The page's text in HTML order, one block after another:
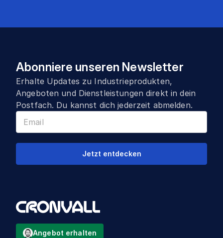
Abonniere unseren Newsletter
Erhalte Updates zu Industrieprodukten,
Angeboten und Dienstleistungen direkt in dein
Postfach. Du kannst dich jederzeit abmelden.
Jetzt entdecken
Angebot erhalten